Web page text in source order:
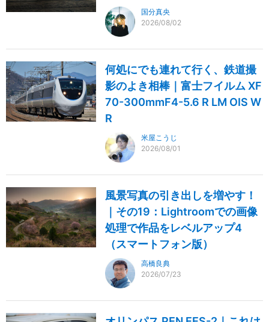
国分真央
2026/08/02
何処にでも連れて行く、鉄道撮
影のよき相棒｜富士フイルム XF
70-300mmF4-5.6 R LM OIS W
R
米屋こうじ
2026/08/01
風景写真の引き出しを増やす！
｜その19：Lightroomでの画像
処理で作品をレベルアップ4
（スマートフォン版）
高橋良典
2026/07/23